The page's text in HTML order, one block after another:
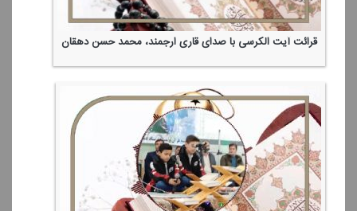
قرائت آیت الكرسی با صدای قاری ارجمند، محمد حسن دهقان